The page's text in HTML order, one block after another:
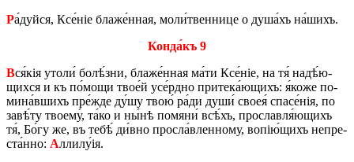
Ра́дуй­ся, Ксе́ніе бла­же́н­ная, мо­ли́­твен­ни­це о ду­ша́хъ на́­шихъ.
Кон­да́къ 9
Вся́кія уто­ли́ бо­лѣ́­зни, бла­же́н­ная ма́ти Ксе́ніе, на тя́ на­дѣ́­ю­
щих­ся и къ по́­мо­щи тво­е́й усе́рд­но при­те­ка́­ю­щихъ: я́коже по­
ми­на́в­шихъ пре́­жде ду́шу твою́ ра́ди души́ своея́ спа­се́нія, по
за­вѣ́ту тво­е­му́, та́ко и ны́нѣ помяни́ всѣ́хъ, про­слав­ля́­ю­щихъ
тя́, Бо́гу же, въ тебѣ́ ди́в­но про­сла́в­лен­но­му, во­пі­ю́­щихъ не­пре­
ста́н­но: Алли­лу́ія.